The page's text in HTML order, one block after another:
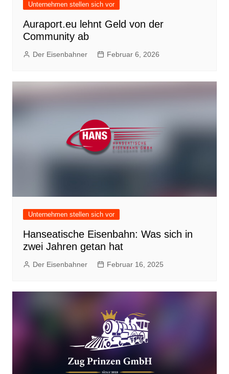
Unternehmen stellen sich vor
Auraport.eu lehnt Geld von der
Community ab
Der Eisenbahner Februar 6, 2026
Unternehmen stellen sich vor
Hanseatische Eisenbahn: Was sich in
zwei Jahren getan hat
Der Eisenbahner Februar 16, 2025